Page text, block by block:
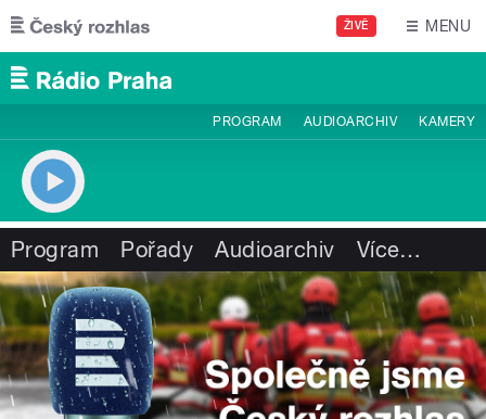
Přejít k hlavnímu obsahu
ŽIVĚ MENU
PROGRAM AUDIOARCHIV KAMERY
Program Pořady Audioarchiv Více…